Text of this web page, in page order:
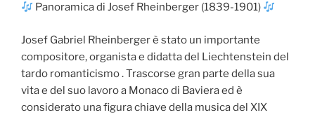
Panoramica di Josef Rheinberger (1839-1901)
Josef Gabriel Rheinberger è stato un importante
compositore, organista e didatta del Liechtenstein del
tardo romanticismo . Trascorse gran parte della sua
vita e del suo lavoro a Monaco di Baviera ed è
considerato una figura chiave della musica del XIX